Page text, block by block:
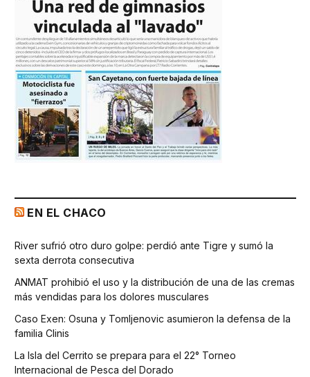
EN EL CHACO
River sufrió otro duro golpe: perdió ante Tigre y sumó la
sexta derrota consecutiva
ANMAT prohibió el uso y la distribución de una de las cremas
más vendidas para los dolores musculares
Caso Exen: Osuna y Tomljenovic asumieron la defensa de la
familia Clinis
La Isla del Cerrito se prepara para el 22° Torneo
Internacional de Pesca del Dorado